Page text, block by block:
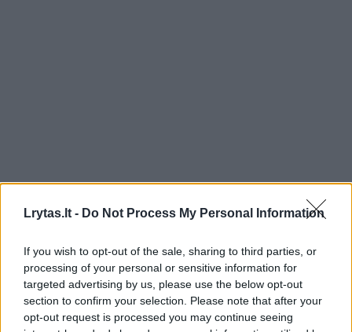
Lrytas.lt - Do Not Process My Personal Information
If you wish to opt-out of the sale, sharing to third parties, or
processing of your personal or sensitive information for
targeted advertising by us, please use the below opt-out
section to confirm your selection. Please note that after your
opt-out request is processed you may continue seeing
Po skyrybų su O. Pikul D. Dirkstys
atskleidė, ką planuoja daryti su 10
tūkst. kainavusiu sužadėtuvių